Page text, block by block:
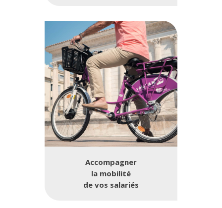
Accompagner
la mobilité
de vos salariés